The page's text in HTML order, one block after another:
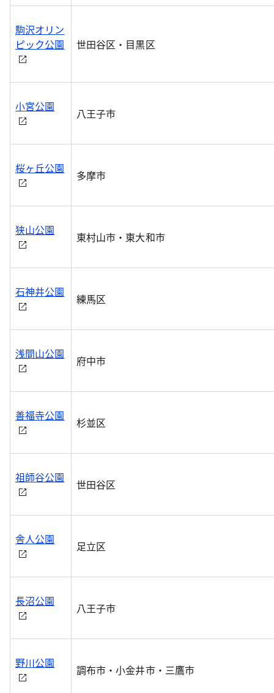
駒沢オリン
ピック公園
世田谷区・目黒区
小宮公園 八王子市
桜ヶ丘公園 多摩市
狭山公園 東村山市・東大和市
石神井公園 練馬区
浅間山公園 府中市
善福寺公園 杉並区
祖師谷公園 世田谷区
舎人公園 足立区
長沼公園 八王子市
野川公園 調布市・小金井市・三鷹市